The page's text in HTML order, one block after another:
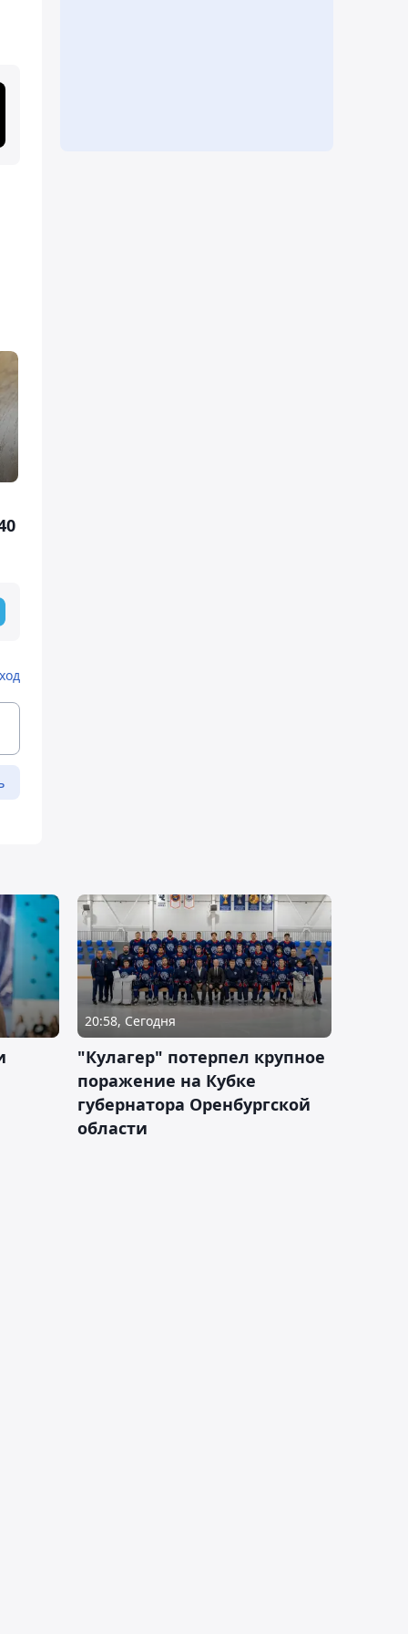
20:58, Сегодня
"Кулагер" потерпел крупное
поражение на Кубке
губернатора Оренбургской
области